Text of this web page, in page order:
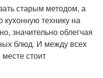
старым методом, а
кухонную технику на
значительно облегчая
блюд. И между всех
стоит